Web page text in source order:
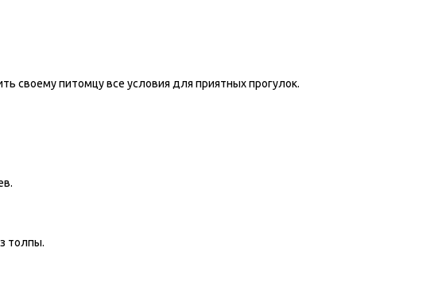
своему питомцу все условия для приятных прогулок.
толпы.